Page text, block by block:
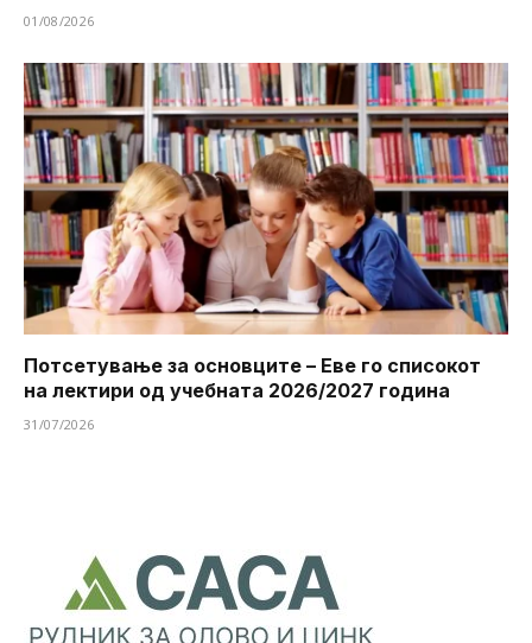
01/08/2026
Потсетување за основците – Еве го списокот
на лектири од учебната 2026/2027 година
31/07/2026